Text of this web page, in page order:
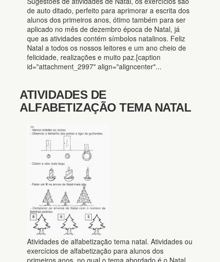
de auto ditado, perfeito para aprimorar a escrita dos
alunos dos primeiros anos, ótimo também para ser
aplicado no mês de dezembro época de Natal, já
que as atividades contém símbolos natalinos. Feliz
Natal a todos os nossos leitores e um ano cheio de
felicidade, realizações e muito paz.[caption
id="attachment_2997" align="aligncenter"...
ATIVIDADES DE
ALFABETIZAÇÃO TEMA NATAL
Atividades de alfabetização tema natal. Atividades ou
exercícios de alfabetização para alunos dos
primeiros anos, no qual o tema abordado é o Natal,